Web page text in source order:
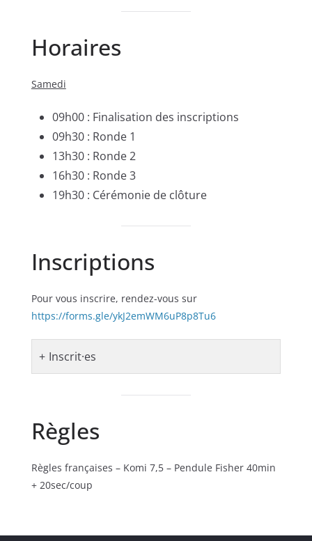
Horaires
Samedi
09h00 : Finalisation des inscriptions
09h30 : Ronde 1
13h30 : Ronde 2
16h30 : Ronde 3
19h30 : Cérémonie de clôture
Inscriptions
Pour vous inscrire, rendez-vous sur
https://forms.gle/ykJ2emWM6uP8p8Tu6
Inscrit·es
Règles
Règles françaises – Komi 7,5 – Pendule Fisher 40min
+ 20sec/coup